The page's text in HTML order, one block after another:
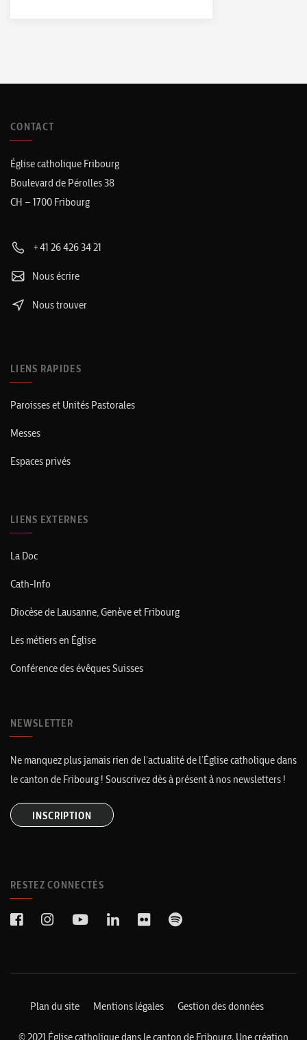
CONTACT
Église catholique Fribourg
Boulevard de Pérolles 38
CH – 1700 Fribourg
+41 26 426 34 21
Nous écrire
Nous trouver
LIENS RAPIDES
Paroisses et Unités Pastorales
Messes
Espaces privés
LIENS EXTERNES
La Doc
Cath-Info
Diocèse de Lausanne, Genève et Fribourg
Les métiers en Église
Conférence des évêques Suisses
NEWSLETTER
Ne manquez plus jamais rien de l’actualité de l’Église catholique dans
le canton de Fribourg ! Souscrivez dès à présent à nos newsletters !
INSCRIPTION
RESTEZ CONNECTÉS
Plan du site Mentions légales Gestion des données
© 2021 Église catholique dans le canton de Fribourg. Une création